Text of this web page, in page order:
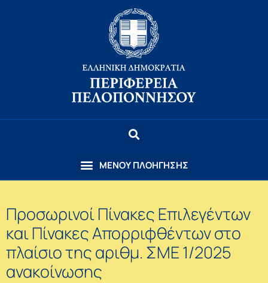
Προσωρινοί Πίνακες Επιλεγέντων
και Πίνακες Απορριφθέντων στο
πλαίσιο της αριθμ. ΣΜΕ 1/2025
ανακοίνωσης